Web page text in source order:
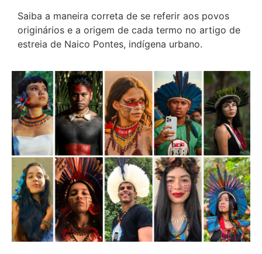
Saiba a maneira correta de se referir aos povos
originários e a origem de cada termo no artigo de
estreia de Naico Pontes, indígena urbano.